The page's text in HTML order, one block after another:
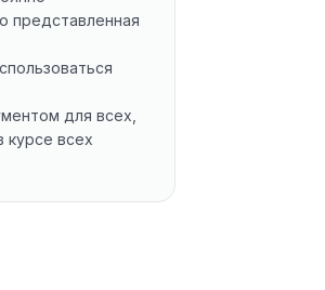
представленная
для всех,
курсе всех